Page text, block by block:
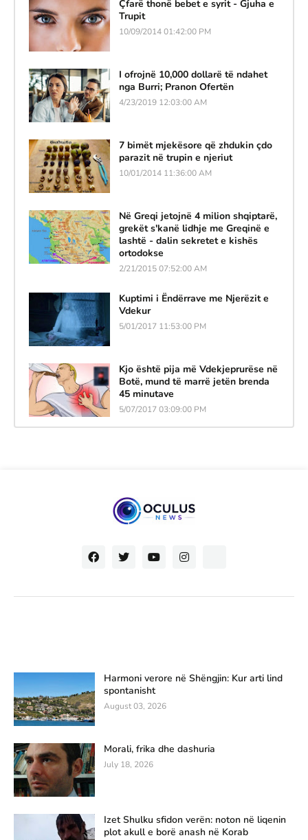
Çfarë thonë bebet e syrit - Gjuha e
Trupit
10/09/2014 01:42:00 PM
I ofrojnë 10,000 dollarë të ndahet
nga Burri; Pranon Ofertën
4/23/2019 12:03:00 AM
7 bimët mjekësore që zhdukin çdo
parazit në trupin e njeriut
10/01/2014 11:36:00 AM
Në Greqi jetojnë 4 milion shqiptarë,
grekët s'kanë lidhje me Greqinë e
lashtë - dalin sekretet e kishës
ortodokse
2/21/2015 07:52:00 AM
Kuptimi i Ëndërrave me Njerëzit e
Vdekur
5/01/2017 11:53:00 PM
Kjo është pija më Vdekjeprurëse në
Botë, mund të marrë jetën brenda
45 minutave
5/07/2017 03:09:00 PM
Harmoni verore në Shëngjin: Kur arti lind
spontanisht
August 03, 2026
Morali, frika dhe dashuria
July 18, 2026
Izet Shulku sfidon verën: noton në liqenin
plot akull e borë anash në Korab